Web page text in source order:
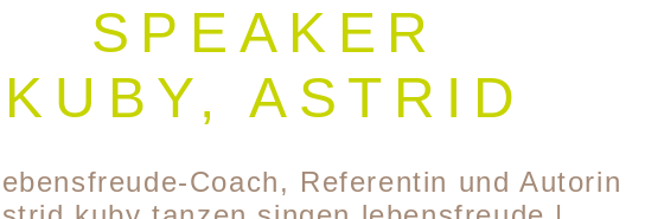
SPEAKER
KUBY, ASTRID
Coach, Referentin und Autorin